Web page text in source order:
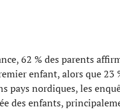
62 % des parents
enfant, alors que
pays nordiques, les
des enfants,